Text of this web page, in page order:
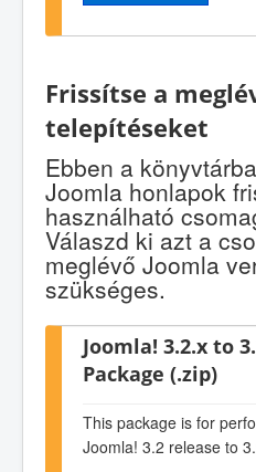
Frissítse a
telepítéseket
Ebben a
Joomla honlapok
használható
Válaszd ki azt a
meglévő Joomla
szükséges.
Joomla! 3.2.x to
Package (.zip)
This package is for
Joomla! 3.2 release to